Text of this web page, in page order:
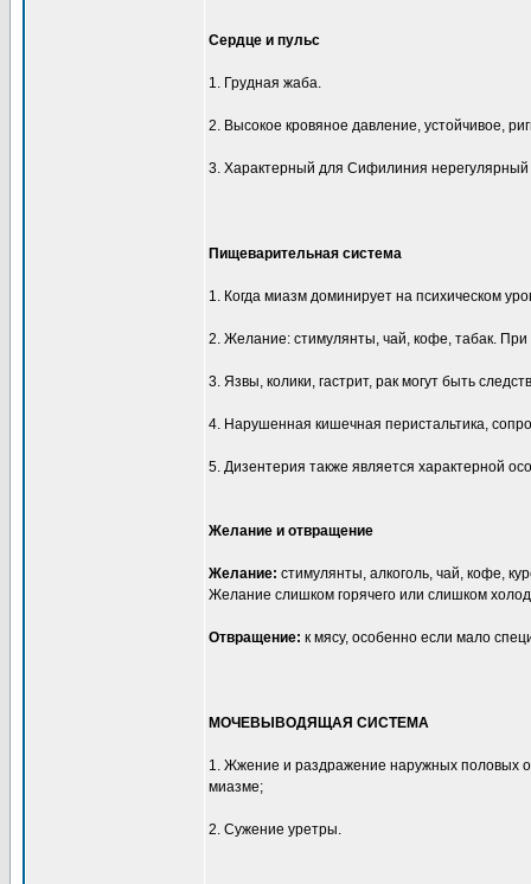
Сердце и пульс
1. Грудная жаба.
2. Высокое кровяное давление, устойчивое,
3. Характерный для Сифилиния нерегулярный
Пищеварительная система
1. Когда миазм доминирует на психическом
2. Желание: стимулянты, чай, кофе, табак. При
3. Язвы, колики, гастрит, рак могут быть
4. Нарушенная кишечная перистальтика,
5. Дизентерия также является характерной
Желание и отвращение
Желание: стимулянты, алкоголь, чай, кофе,
Желание слишком горячего или слишком
Отвращение: к мясу, особенно если мало
МОЧЕВЫВОДЯЩАЯ СИСТЕМА
1. Жжение и раздражение наружных половых
миазме;
2. Сужение уретры.